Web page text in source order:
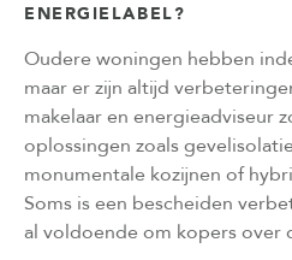
ENERGIELABEL?
Oudere woningen hebben
maar er zijn altijd
makelaar en energieadviseur
oplossingen zoals
monumentale kozijnen of
Soms is een bescheiden
al voldoende om kopers over